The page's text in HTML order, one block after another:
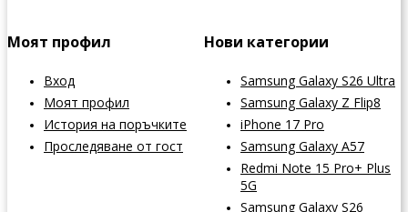
Моят профил
Вход
Моят профил
История на поръчките
Проследяване от гост
Нови категории
Samsung Galaxy S26 Ultra
Samsung Galaxy Z Flip8
iPhone 17 Pro
Samsung Galaxy A57
Redmi Note 15 Pro+ Plus
5G
Samsung Galaxy S26